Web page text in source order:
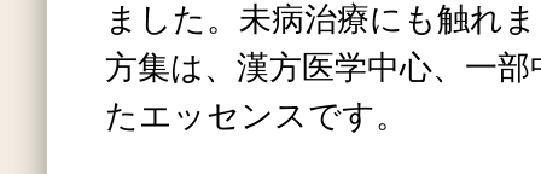
ました。未病治療にも触れ
方集は、漢方医学中心、一
たエッセンスです。